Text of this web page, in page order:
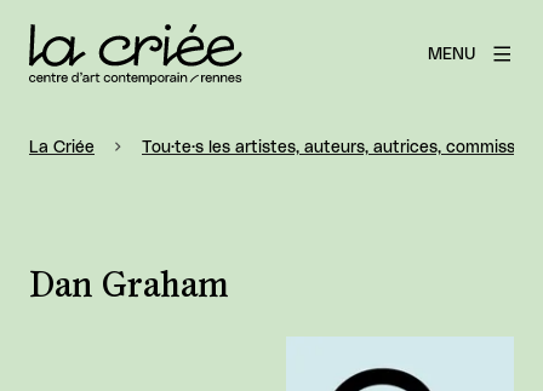
MENU
La Criée Tou·te·s les artistes, auteurs, autrices,
Dan Graham